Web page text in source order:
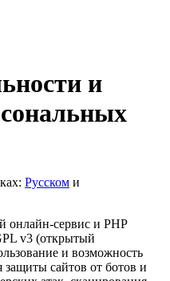
и
Русском и
онлайн-сервис и PHP
v3 (открытый
и возможность
сайтов от ботов и